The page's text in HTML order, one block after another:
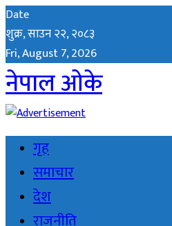
Date
शुक्र, साउन २२, २०८३
Fri, August 7, 2026
नेपाल ओके
गृह
समाचार
देश
राजनीति